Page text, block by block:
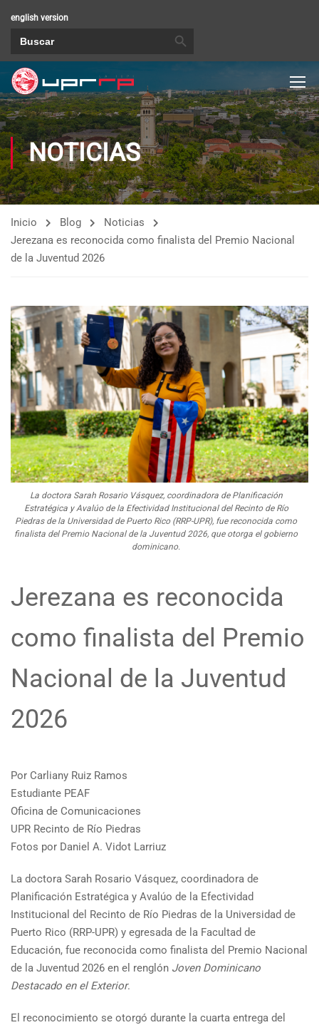
english version
NOTICIAS
Inicio Blog
Noticias
Jerezana es reconocida como finalista del Premio Nacional
de la Juventud 2026
La doctora Sarah Rosario Vásquez, coordinadora de Planificación
Estratégica y Avalúo de la Efectividad Institucional del Recinto de Río
Piedras de la Universidad de Puerto Rico (RRP-UPR), fue reconocida como
finalista del Premio Nacional de la Juventud 2026, que otorga el gobierno
dominicano.
Jerezana es reconocida
como finalista del Premio
Nacional de la Juventud
2026
Por Carliany Ruiz Ramos
Estudiante PEAF
Oficina de Comunicaciones
UPR Recinto de Río Piedras
Fotos por Daniel A. Vidot Larriuz
La doctora Sarah Rosario Vásquez, coordinadora de
Planificación Estratégica y Avalúo de la Efectividad
Institucional del Recinto de Río Piedras de la Universidad de
Puerto Rico (RRP-UPR) y egresada de la Facultad de
Educación, fue reconocida como finalista del Premio Nacional
de la Juventud 2026 en el renglón Joven Dominicano
Destacado en el Exterior.
El reconocimiento se otorgó durante la cuarta entrega del